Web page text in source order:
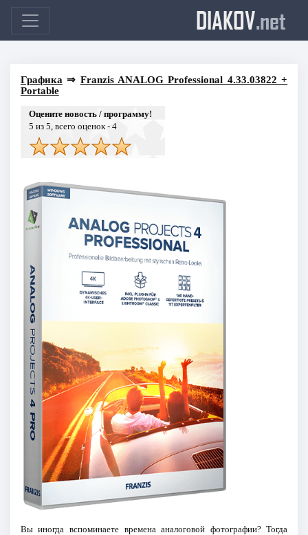
DIAKOV.net
Графика ⇒ Franzis ANALOG Professional 4.33.03822 +
Portable
Оцените новость / программу!
5 из 5, всего оценок - 4
Вы иногда вспоминаете времена аналоговой фотографии? Тогда